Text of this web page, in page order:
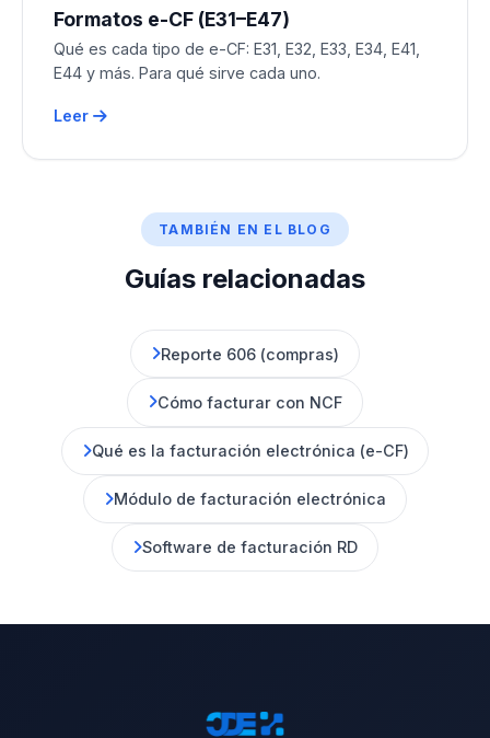
Formatos e-CF (E31–E47)
Qué es cada tipo de e-CF: E31, E32, E33, E34, E41,
E44 y más. Para qué sirve cada uno.
Leer
TAMBIÉN EN EL BLOG
Guías relacionadas
Reporte 606 (compras)
Cómo facturar con NCF
Qué es la facturación electrónica (e-CF)
Módulo de facturación electrónica
Software de facturación RD